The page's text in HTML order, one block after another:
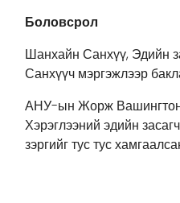
Боловсрол
Шанхайн Санхүү, Эдийн
Санхүүч мэргэжлээр
АНУ-ын Жорж
Хэрэглээний эдийн
зэргийг тус тус